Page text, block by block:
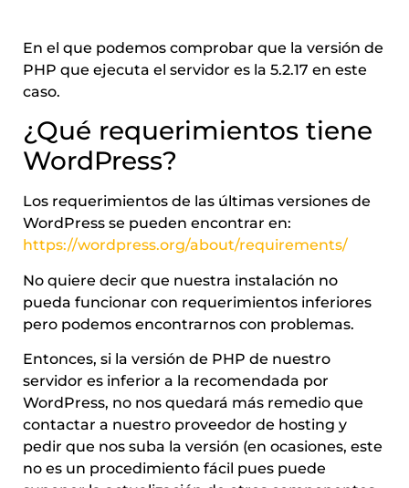
En el que podemos comprobar que la versión de
PHP que ejecuta el servidor es la 5.2.17 en este
caso.
¿Qué requerimientos tiene
WordPress?
Los requerimientos de las últimas versiones de
WordPress se pueden encontrar en:
https://wordpress.org/about/requirements/
No quiere decir que nuestra instalación no
pueda funcionar con requerimientos inferiores
pero podemos encontrarnos con problemas.
Entonces, si la versión de PHP de nuestro
servidor es inferior a la recomendada por
WordPress, no nos quedará más remedio que
contactar a nuestro proveedor de hosting y
pedir que nos suba la versión (en ocasiones, este
no es un procedimiento fácil pues puede